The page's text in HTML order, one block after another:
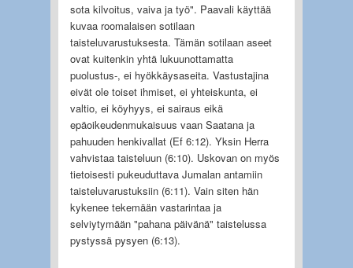
sota kilvoitus, vaiva ja työ". Paavali käyttää
kuvaa roomalaisen sotilaan
taisteluvarustuksesta. Tämän sotilaan aseet
ovat kuitenkin yhtä lukuunottamatta
puolustus-, ei hyökkäysaseita. Vastustajina
eivät ole toiset ihmiset, ei yhteiskunta, ei
valtio, ei köyhyys, ei sairaus eikä
epäoikeudenmukaisuus vaan Saatana ja
pahuuden henkivallat (Ef 6:12). Yksin Herra
vahvistaa taisteluun (6:10). Uskovan on myös
tietoisesti pukeuduttava Jumalan antamiin
taisteluvarustuksiin (6:11). Vain siten hän
kykenee tekemään vastarintaa ja
selviytymään "pahana päivänä" taistelussa
pystyssä pysyen (6:13).